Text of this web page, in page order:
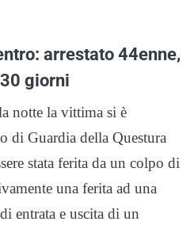
arrestato 44enne,
giorni
notte la vittima si è
di Guardia della Questura
stata ferita da un colpo di
una ferita ad una
entrata e uscita di un